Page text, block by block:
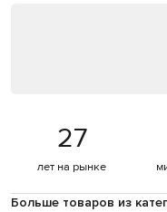
27
лет на рынке
Больше товаров из